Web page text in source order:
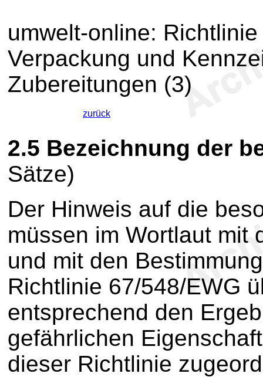
umwelt-online:
Verpackung und
Zubereitungen (3)
zurück
2.5 Bezeichnung der
Sätze)
Der Hinweis auf die
müssen im Wortlaut mit
und mit den
Richtlinie 67/548/EWG
entsprechend den
gefährlichen
dieser Richtlinie